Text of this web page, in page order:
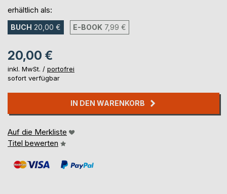
erhältlich als:
BUCH 20,00 € E-BOOK 7,99 €
20,00 €
inkl. MwSt. / portofrei
sofort verfügbar
IN DEN WARENKORB
Auf die Merkliste
Titel bewerten